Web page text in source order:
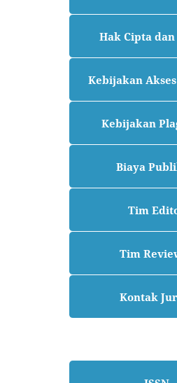
Hak Cipta
Kebijakan
Kebijakan
Biaya
Tim
Tim
Kontak